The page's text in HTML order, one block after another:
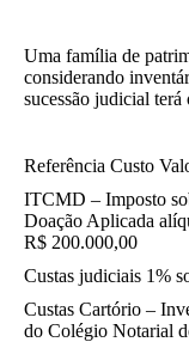
Uma família de
considerando
sucessão judicial
Referência Custo
ITCMD – Imposto
Doação Aplicada
R$ 200.000,00
Custas judiciais 1%
Custas Cartório –
do Colégio Notarial